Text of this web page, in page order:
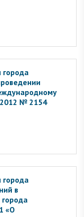
№ 2154
в
«О